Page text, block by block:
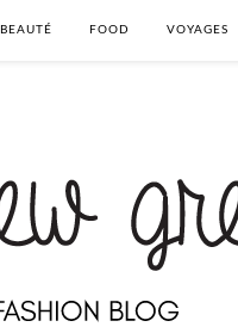
BEAUTÉ FOOD VOYAGES